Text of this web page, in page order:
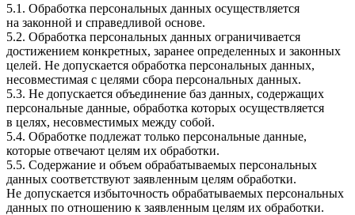
5.1. Обработка персональных данных осуществляется
на законной и справедливой основе.
5.2. Обработка персональных данных ограничивается
достижением конкретных, заранее определенных и законных
целей. Не допускается обработка персональных данных,
несовместимая с целями сбора персональных данных.
5.3. Не допускается объединение баз данных, содержащих
персональные данные, обработка которых осуществляется
в целях, несовместимых между собой.
5.4. Обработке подлежат только персональные данные,
которые отвечают целям их обработки.
5.5. Содержание и объем обрабатываемых персональных
данных соответствуют заявленным целям обработки.
Не допускается избыточность обрабатываемых персональных
данных по отношению к заявленным целям их обработки.